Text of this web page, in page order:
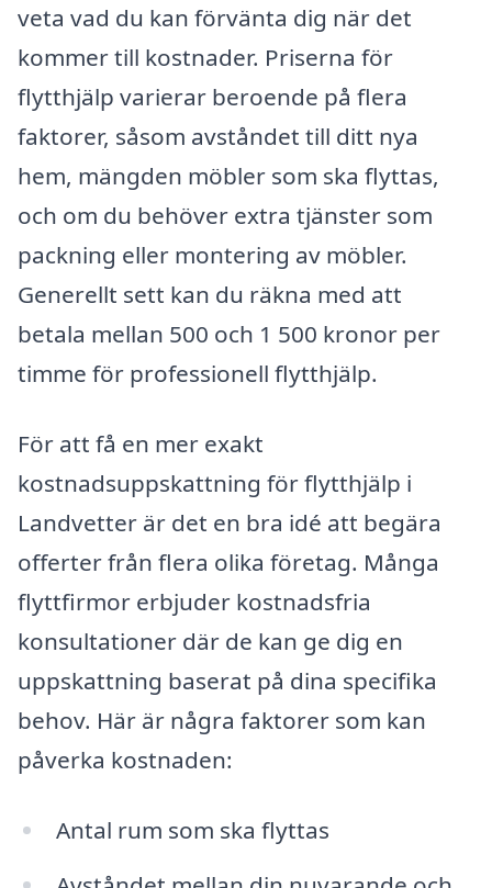
veta vad du kan förvänta dig när det
kommer till kostnader. Priserna för
flytthjälp varierar beroende på flera
faktorer, såsom avståndet till ditt nya
hem, mängden möbler som ska flyttas,
och om du behöver extra tjänster som
packning eller montering av möbler.
Generellt sett kan du räkna med att
betala mellan 500 och 1 500 kronor per
timme för professionell flytthjälp.
För att få en mer exakt
kostnadsuppskattning för flytthjälp i
Landvetter är det en bra idé att begära
offerter från flera olika företag. Många
flyttfirmor erbjuder kostnadsfria
konsultationer där de kan ge dig en
uppskattning baserat på dina specifika
behov. Här är några faktorer som kan
påverka kostnaden:
Antal rum som ska flyttas